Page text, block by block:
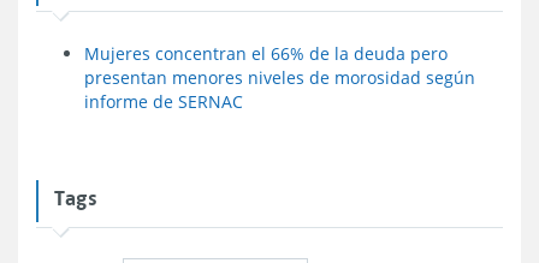
Mujeres concentran el 66% de la deuda pero
presentan menores niveles de morosidad según
informe de SERNAC
Tags